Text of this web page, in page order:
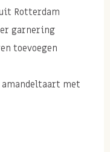
Rotterdam
garnering
toevoegen
met